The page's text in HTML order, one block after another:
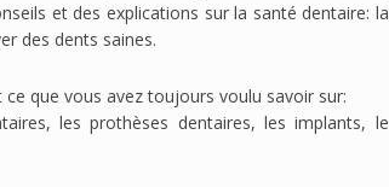
et des explications sur la santé dentaire: la
des dents saines.
que vous avez toujours voulu savoir sur:
les prothèses dentaires, les implants, le